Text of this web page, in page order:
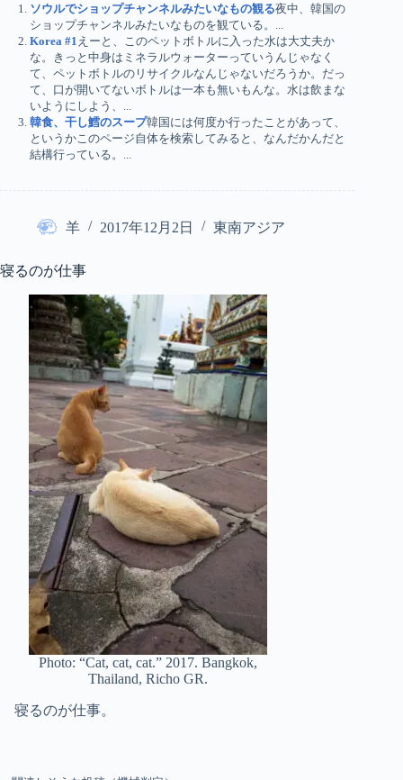
ソウルでショップチャンネルみたいなもの観る夜中、韓国の
ショップチャンネルみたいなものを観ている。...
Korea #1 えーと、このペットボトルに入った水は大丈夫か
な。きっと中身はミネラルウォーターっていうんじゃなく
て、ペットボトルのリサイクルなんじゃないだろうか。だっ
て、口が開いてないボトルは一本も無いもんな。水は飲まな
いようにしよう、...
韓食、干し鱈のスープ韓国には何度か行ったことがあって、
というかこのページ自体を検索してみると、なんだかんだと
結構行っている。...
羊 2017年12月2日 東南アジア
寝るのが仕事
Photo: “Cat, cat, cat.” 2017. Bangkok,
Thailand, Richo GR.
寝るのが仕事。